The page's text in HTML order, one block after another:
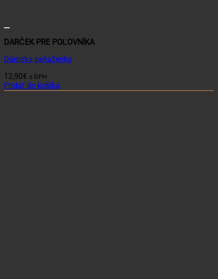
DARČEK PRE POĽOVNÍKA
Dámska peňaženka
12,90€ s DPH
Pridať do košíka